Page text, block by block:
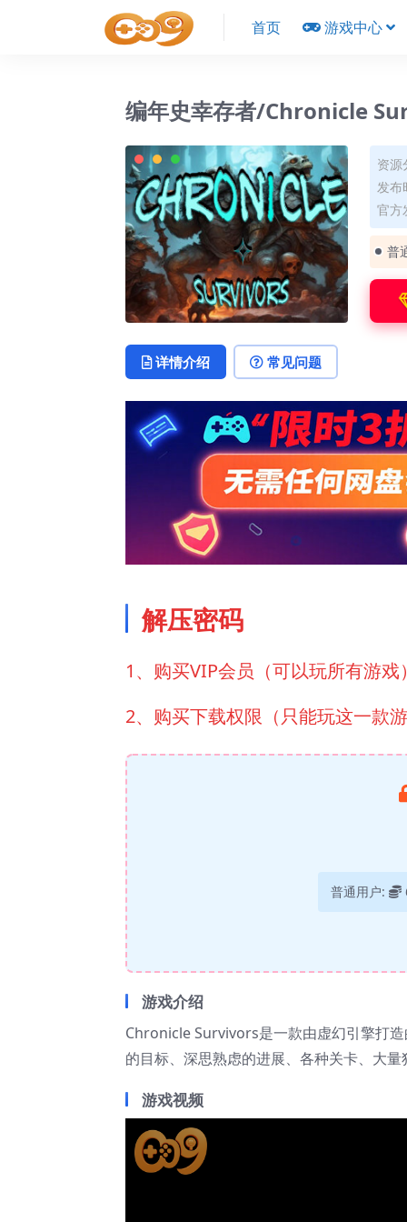
首页 游戏中心
编年史幸存者/Chronicle
资
发布
官方
普
详情介绍 常见问题
解压密码
1、购买VIP会员（可以玩所有游
2、购买下载权限（只能玩这一款
普通用户:
游戏介绍
Chronicle Survivors是一款由虚幻引擎打
的目标、深思熟虑的进展、各种关卡、大
游戏视频